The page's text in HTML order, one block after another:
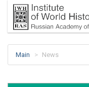
Main News